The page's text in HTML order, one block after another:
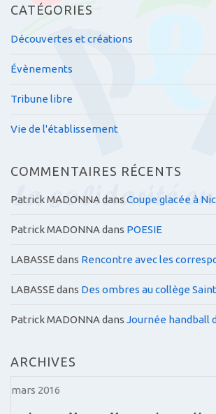
CATÉGORIES
Découvertes et créations
Évènements
Tribune libre
Vie de l'établissement
COMMENTAIRES RÉCENTS
Patrick MADONNAdans Coupe glacée à
Patrick MADONNAdans POESIE
LABASSE dans Rencontre avec les
LABASSE dans Des ombres au collège
Patrick MADONNAdans Journée handball
ARCHIVES
mars 2016